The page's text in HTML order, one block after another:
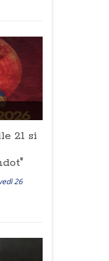
21 si
26